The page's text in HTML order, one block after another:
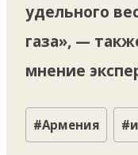
удельного
газа», —
мнение
Метки
записи:
#Армения #